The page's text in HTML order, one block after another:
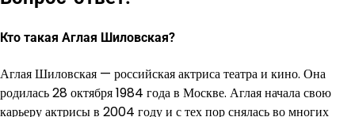
Кто такая Аглая Шиловская?
Аглая Шиловская — российская актриса театра и кино. Она
родилась 28 октября 1984 года в Москве. Аглая начала свою
карьеру актрисы в 2004 году и с тех пор снялась во многих